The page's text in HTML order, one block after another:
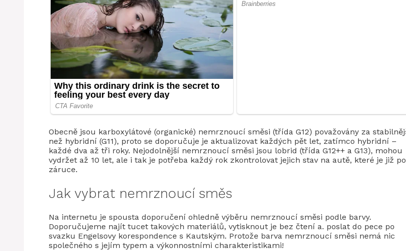
Obecně jsou karboxylátové (organické) nemrznoucí směsi (třída G12) považovány za
než hybridní (G11), proto se doporučuje je aktualizovat každých pět let, zatímco hybridní –
každé dva až tři roky. Nejodolnější nemrznoucí směsi jsou lobrid (třída G12++ a G13), mohou
vydržet až 10 let, ale i tak je potřeba každý rok zkontrolovat jejich stav na autě, které je již po
záruce.
Jak vybrat nemrznoucí směs
Na internetu je spousta doporučení ohledně výběru nemrznoucí směsi podle barvy.
Doporučujeme najít tucet takových materiálů, vytisknout je bez čtení a. poslat do pece po
svazku Engelsovy korespondence s Kautským. Protože barva nemrznoucí směsi nemá nic
společného s jejím typem a výkonnostními charakteristikami!